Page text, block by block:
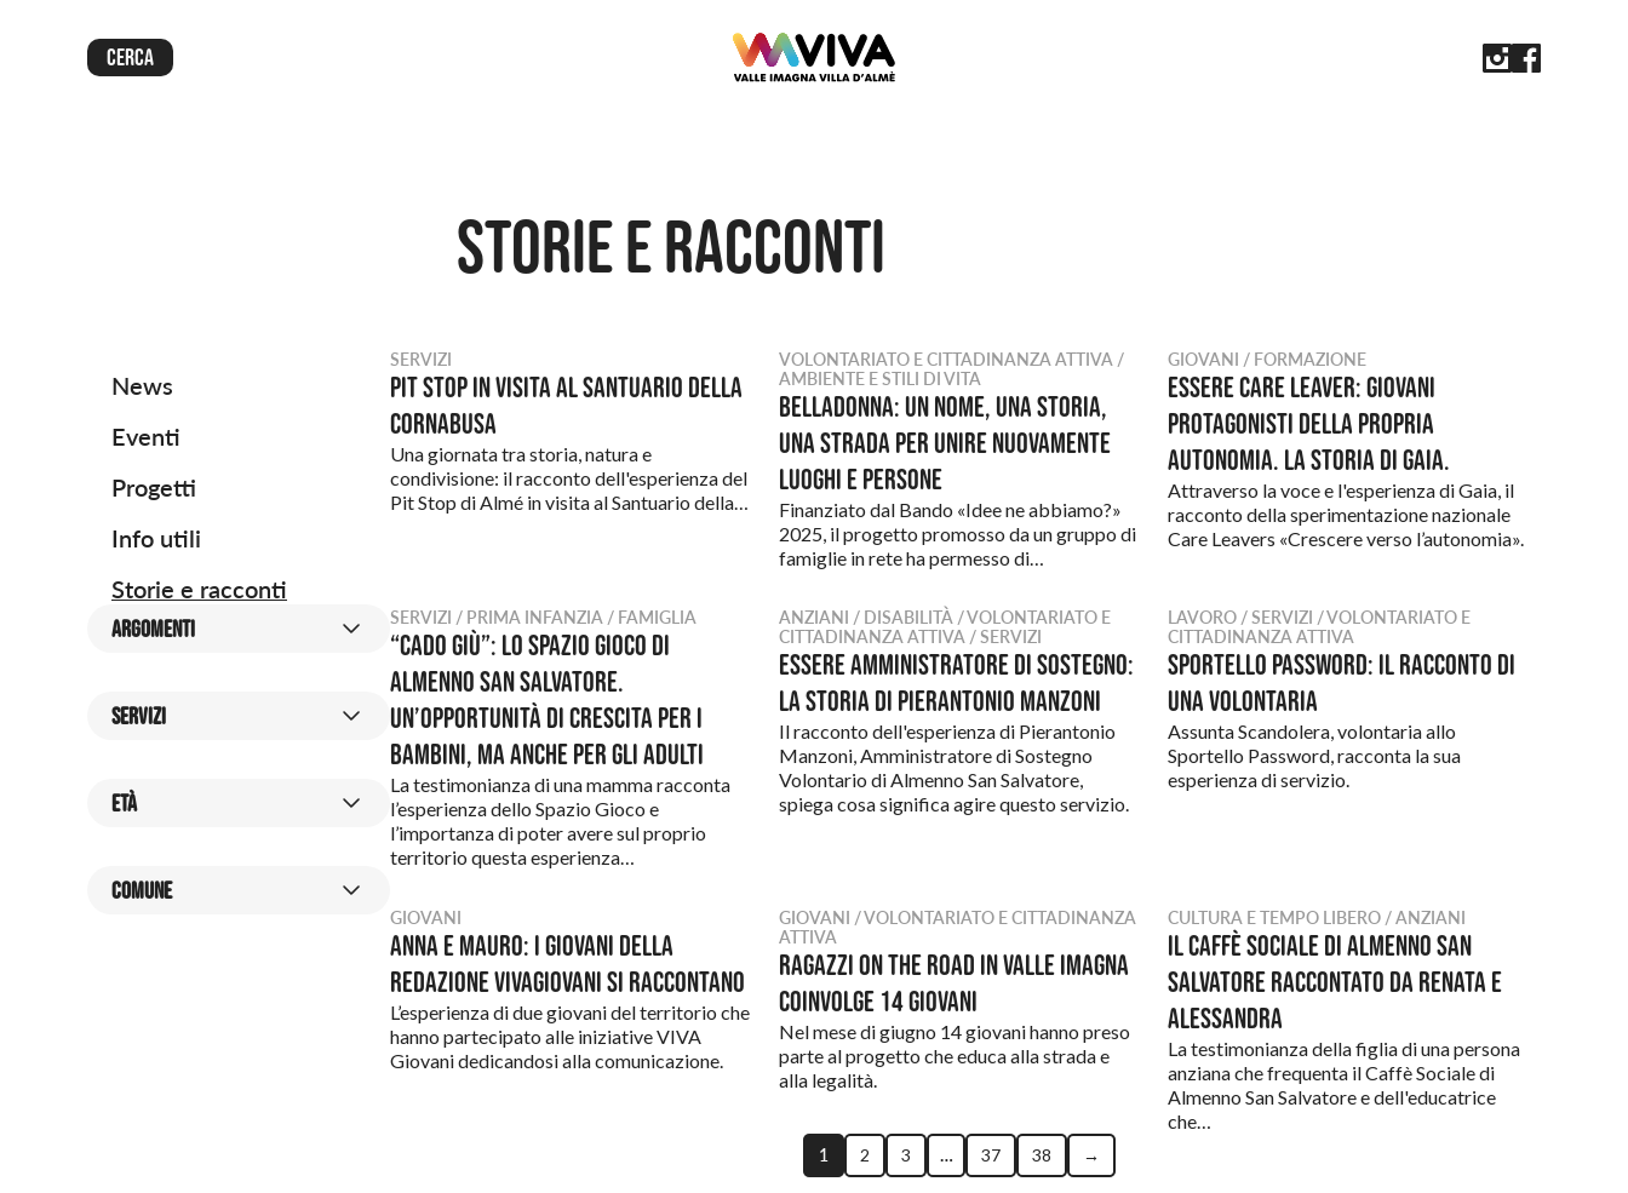
Cerca
Storie e racconti
News
Eventi
Progetti
Info utili
Storie e racconti
ARGOMENTI
Ambiente e stili di
Caregiver
SERVIZI
ETÀ
3-6
COMUNE
SERVIZI
Pit Stop in visita al Santuario della
Cornabusa
Una giornata tra storia, natura e
condivisione: il racconto dell'esperienza del
Pit Stop di Almé in visita al Santuario della…
VOLONTARIATO E CITTADINANZA ATTIVA /
AMBIENTE E STILI DI VITA
Belladonna: un nome, una storia,
una strada per unire nuovamente
luoghi e persone
Finanziato dal Bando «Idee ne abbiamo?»
2025, il progetto promosso da un gruppo di
famiglie in rete ha permesso di…
GIOVANI / FORMAZIONE
Essere Care Leaver: giovani
protagonisti della propria
autonomia. La storia di Gaia.
Attraverso la voce e l'esperienza di Gaia, il
racconto della sperimentazione nazionale
Care Leavers «Crescere verso l’autonomia».
SERVIZI / PRIMA INFANZIA / FAMIGLIA
“Cado giù”: lo Spazio Gioco di
Almenno San Salvatore.
Un’opportunità di crescita per i
bambini, ma anche per gli adulti
La testimonianza di una mamma racconta
l’esperienza dello Spazio Gioco e
l’importanza di poter avere sul proprio
territorio questa esperienza…
ANZIANI / DISABILITÀ / VOLONTARIATO E
CITTADINANZA ATTIVA / SERVIZI
Essere Amministratore di Sostegno:
la storia di Pierantonio Manzoni
Il racconto dell'esperienza di Pierantonio
Manzoni, Amministratore di Sostegno
Volontario di Almenno San Salvatore,
spiega cosa significa agire questo servizio.
LAVORO / SERVIZI / VOLONTARIATO E
CITTADINANZA ATTIVA
Sportello Password: il racconto di
una volontaria
Assunta Scandolera, volontaria allo
Sportello Password, racconta la sua
esperienza di servizio.
GIOVANI
Anna e Mauro: i giovani della
redazione VIVAGiovani si raccontano
L’esperienza di due giovani del territorio che
hanno partecipato alle iniziative VIVA
Giovani dedicandosi alla comunicazione.
GIOVANI / VOLONTARIATO E CITTADINANZA
ATTIVA
Ragazzi On The Road in Valle Imagna
coinvolge 14 giovani
Nel mese di giugno 14 giovani hanno preso
parte al progetto che educa alla strada e
alla legalità.
CULTURA E TEMPO LIBERO / ANZIANI
Il Caffè Sociale di Almenno San
Salvatore raccontato da Renata e
Alessandra
La testimonianza della figlia di una persona
anziana che frequenta il Caffè Sociale di
Almenno San Salvatore e dell'educatrice
che…
1
2 3 … 37 38 →